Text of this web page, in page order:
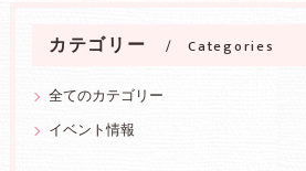
カテゴリー Categories
全てのカテゴリー
イベント情報